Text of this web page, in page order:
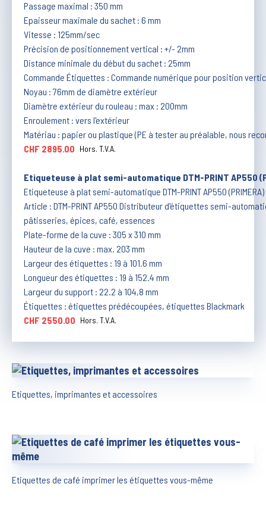
Passage maximal : 350 mm
Epaisseur maximale du sachet : 6 mm
Vitesse : 125mm/sec
Précision de positionnement vertical : +/- 2mm
Distance minimale du début du sachet : 25mm
Commande Étiquettes : Commande numérique pour position
Noyau : 76mm de diamètre extérieur
Diamètre extérieur du rouleau : max : 200mm
Enroulement : vers l'extérieur
Matériau : papier ou plastique (PE à tester au préalable, nous
CHF 2895.00 Hors. T.V.A.
Etiqueteuse à plat semi-automatique DTM-PRINT AP550
Etiqueteuse à plat semi-automatique DTM-PRINT AP550 (PRIMERA)
Article : DTM-PRINT AP550 Distributeur d'étiquettes semi-
pâtisseries, épices, café, essences
Plate-forme de la cuve : 305 x 310 mm
Hauteur de la cuve : max. 203 mm
Largeur des étiquettes : 19 à 101.6 mm
Longueur des étiquettes : 19 à 152.4 mm
Largeur du support : 22.2 à 104,8 mm
Étiquettes : étiquettes prédécoupées, étiquettes Blackmark
CHF 2550.00 Hors. T.V.A.
Etiquettes, imprimantes et accessoires
Etiquettes de café imprimer les étiquettes vous-même